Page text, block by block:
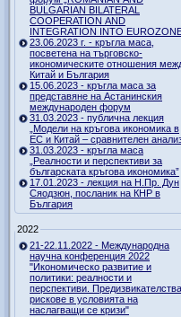
BULGARIAN BILATERAL
COOPERATION AND
INTEGRATION INTO
23.06.2023 г. - кръгла маса,
посветена на търговско-
икономическите отношения
Китай и България
15.06.2023 - кръгла маса за
представяне на Астанинския
международен форум
31.03.2023 - публична лекция
„Модели на кръгова икономика в
ЕС и Китай – сравнителен
31.03.2023 - кръгла маса
„Реалности и перспективи за
българската кръгова икономика”
17.01.2023 - лекция на Н.Пр. Дун
Сяодзюн, посланик на КНР в
България
2022
21-22.11.2022 - Международна
научна конференция 2022
"Икономическо развитие и
политики: реалности и
перспективи.
рискове в условията на
наслагващи се кризи"